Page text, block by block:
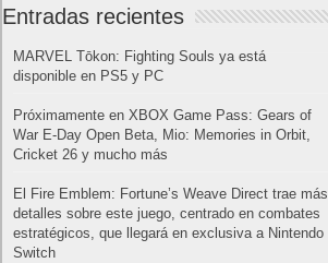
Entradas recientes
MARVEL Tōkon: Fighting Souls ya está
disponible en PS5 y PC
Próximamente en XBOX Game Pass: Gears of
War E-Day Open Beta, Mio: Memories in Orbit,
Cricket 26 y mucho más
El Fire Emblem: Fortune’s Weave Direct trae más
detalles sobre este juego, centrado en combates
estratégicos, que llegará en exclusiva a Nintendo
Switch